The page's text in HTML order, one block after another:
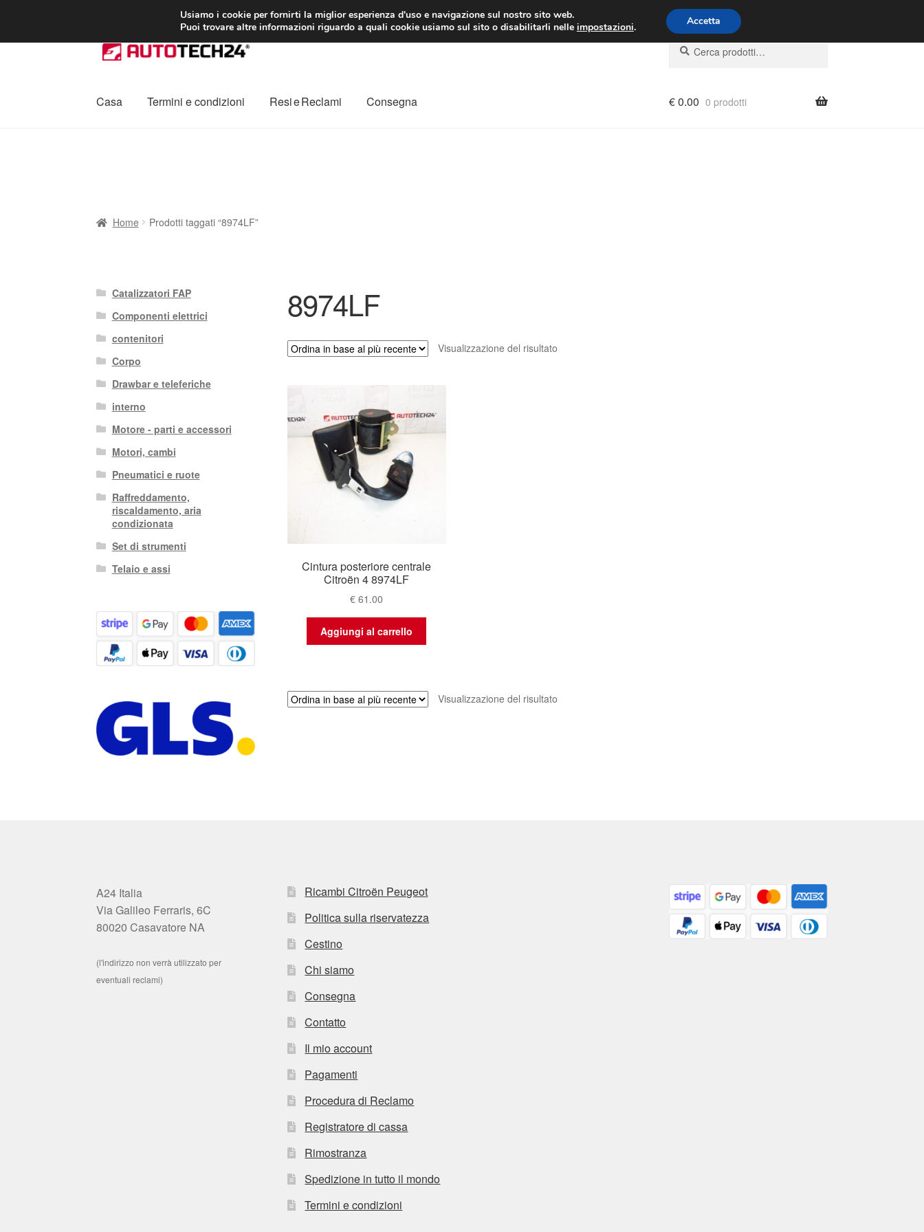
CONSEGNA da 7 EUR Lun-Ven 9:00 - 16:00 800 580 290
Vai
alla
Vai
al
Cerca:
Cerca
Casa Termini e condizioni Resi e Reclami Consegna €0.00 0 prodotti
Home Prodotti taggati “8974LF”
8974LF
Visualizzazione del risultato
Cintura posteriore centrale
Citroën 4 8974LF
€ 61.00
Aggiungi al carrello
Visualizzazione del risultato
Catalizzatori FAP
Componenti elettrici
contenitori
Corpo
Drawbar e teleferiche
interno
Motore - parti e accessori
Motori, cambi
Pneumatici e ruote
Raffreddamento,
riscaldamento, aria
condizionata
Set di strumenti
Telaio e assi
A24 Italia
Via Galileo Ferraris, 6C
80020 Casavatore NA
(l'indirizzo non verrà utilizzato per
eventuali reclami)
Ricambi Citroën Peugeot
Politica sulla riservatezza
Cestino
Chi siamo
Consegna
Contatto
Il mio account
Pagamenti
Procedura di Reclamo
Registratore di cassa
Rimostranza
Spedizione in tutto il mondo
Termini e condizioni
Usiamo i cookie per fornirti la miglior esperienza d'uso e navigazione sul nostro sito web.
Puoi trovare altre informazioni riguardo a quali cookie usiamo sul sito o disabilitarli nelle impostazioni. Accetta